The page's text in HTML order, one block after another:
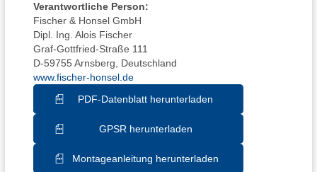
Verantwortliche Person:
Fischer & Honsel GmbH
Dipl. Ing. Alois Fischer
Graf-Gottfried-Straße 111
D-59755 Arnsberg, Deutschland
www.fischer-honsel.de
PDF-Datenblatt herunterladen
GPSR herunterladen
Montageanleitung herunterladen